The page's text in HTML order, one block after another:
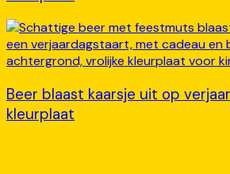
Beer blaast kaarsje uit op
kleurplaat